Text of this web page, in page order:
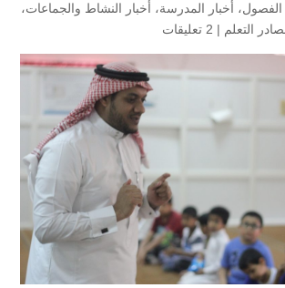
الفصول، أخبار المدرسة، أخبار النشاط والجماعات،
التعلم | 2 تعليقات